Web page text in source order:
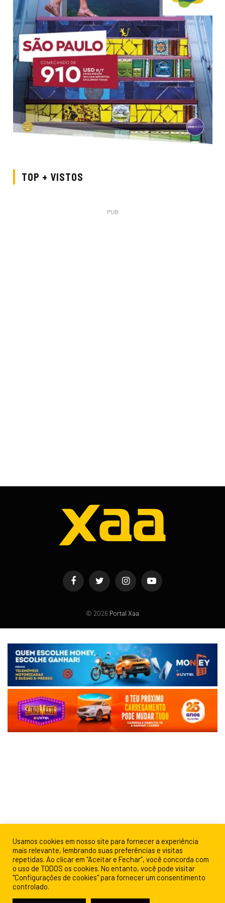
TOP + VISTOS
PUB
FacebookTwitter InstagramYouTube
© 2026 Portal Xaa
Usamos cookies em nosso site para fornecer a experiência
mais relevante, lembrando suas preferências e visitas
repetidas. Ao clicar em “Aceitar e Fechar”, você concorda com
o uso de TODOS os cookies. No entanto, você pode visitar
"Configurações de cookies" para fornecer um consentimento
controlado.